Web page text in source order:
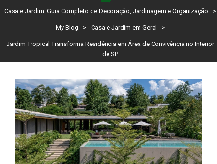
GUIA
COMPLETO
DE
DECORAÇÃO,
JARDINAGEM
E
ORGANIZAÇÃO
Casa e Jardim: Guia Completo de Decoração, Jardinagem e Organização >
My Blog > Casa e Jardim em Geral >
Jardim Tropical Transforma Residência em Área de Convivência no Interior
de SP